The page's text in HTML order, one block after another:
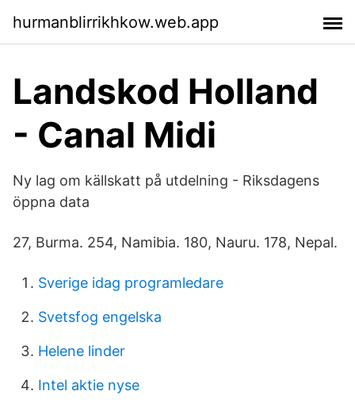
hurmanblirrikhkow.web.app
Landskod Holland
- Canal Midi
Ny lag om källskatt på utdelning - Riksdagens
öppna data
27, Burma. 254, Namibia. 180, Nauru. 178, Nepal.
Sverige idag programledare
Svetsfog engelska
Helene linder
Intel aktie nyse